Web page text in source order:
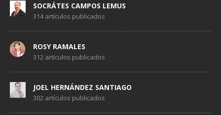
SOCRÁTES CAMPOS LEMUS
314 artículos publicados
ROSY RAMALES
312 artículos publicados
JOEL HERNÁNDEZ SANTIAGO
302 artículos publicados